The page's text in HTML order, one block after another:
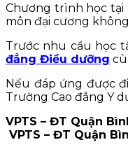
Chương trình học tại
môn đại cương
Trước nhu cầu học
đẳng Điều dưỡng
Nếu đáp ứng được
Trường Cao đẳng Y
VPTS – ĐT Quận
VPTS – ĐT Quận